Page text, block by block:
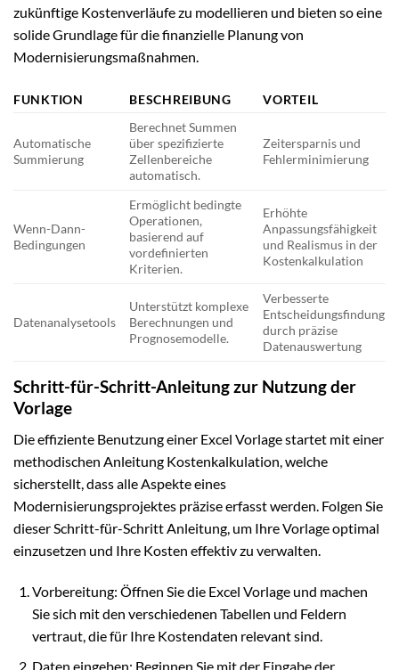
zukünftige Kostenverläufe zu modellieren und bieten so eine
solide Grundlage für die finanzielle Planung von
Modernisierungsmaßnahmen.
FUNKTION BESCHREIBUNG VORTEIL
Automatische
Summierung
Berechnet Summen
über spezifizierte
Zellenbereiche
automatisch.
Zeitersparnis und
Fehlerminimierung
Wenn-Dann-
Bedingungen
Ermöglicht bedingte
Operationen,
basierend auf
vordefinierten
Kriterien.
Erhöhte
Anpassungsfähigkeit
und Realismus in der
Kostenkalkulation
Datenanalysetools
Unterstützt komplexe
Berechnungen und
Prognosemodelle.
Verbesserte
Entscheidungsfindung
durch präzise
Datenauswertung
Schritt-für-Schritt-Anleitung zur Nutzung der
Vorlage
Die effiziente Benutzung einer Excel Vorlage startet mit einer
methodischen Anleitung Kostenkalkulation, welche
sicherstellt, dass alle Aspekte eines
Modernisierungsprojektes präzise erfasst werden. Folgen Sie
dieser Schritt-für-Schritt Anleitung, um Ihre Vorlage optimal
einzusetzen und Ihre Kosten effektiv zu verwalten.
Vorbereitung: Öffnen Sie die Excel Vorlage und machen
Sie sich mit den verschiedenen Tabellen und Feldern
vertraut, die für Ihre Kostendaten relevant sind.
Daten eingeben: Beginnen Sie mit der Eingabe der